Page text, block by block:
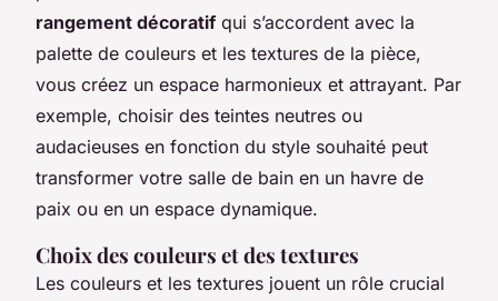
rangement décoratif qui s’accordent avec la
palette de couleurs et les textures de la pièce,
vous créez un espace harmonieux et attrayant. Par
exemple, choisir des teintes neutres ou
audacieuses en fonction du style souhaité peut
transformer votre salle de bain en un havre de
paix ou en un espace dynamique.
Choix des couleurs et des textures
Les couleurs et les textures jouent un rôle crucial